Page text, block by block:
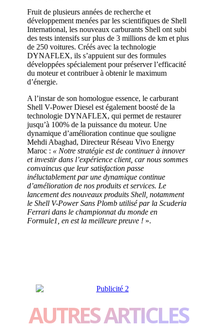
Fruit de plusieurs années de recherche et
développement menées par les scientifiques de Shell
International, les nouveaux carburants Shell ont subi
des tests intensifs sur plus de 3 millions de km et plus
de 250 voitures. Créés avec la technologie
DYNAFLEX, ils s’appuient sur des formules
développées spécialement pour préserver l’efficacité
du moteur et contribuer à obtenir le maximum
d’énergie.
A l’instar de son homologue essence, le carburant
Shell V-Power Diesel est également boosté de la
technologie DYNAFLEX, qui permet de restaurer
jusqu’à 100% de la puissance du moteur. Une
dynamique d’amélioration continue que souligne
Mehdi Abaghad, Directeur Réseau Vivo Energy
Maroc : « Notre stratégie est de continuer à innover
et investir dans l’expérience client, car nous sommes
convaincus que leur satisfaction passe
inéluctablement par une dynamique continue
d’amélioration de nos produits et services. Le
lancement des nouveaux produits Shell, notamment
le Shell V-Power Sans Plomb utilisé par la Scuderia
Ferrari dans le championnat du monde en
Formule1, en est la meilleure preuve ! ».
AUTRES ARTICLES